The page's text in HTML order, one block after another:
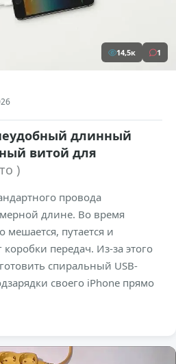
14,5к 1
длинный
витой для
)
провода
длине. Во время
путается и
передач. Из-за этого
спиральный USB-
своего iPhone прямо